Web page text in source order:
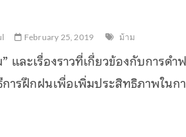
February 25, 2019 ม้าม
และเรื่องราวที่เกี่ยวข้องกับการดำ
ารฝึกฝนเพื่อเพิ่มประสิทธิภาพในก